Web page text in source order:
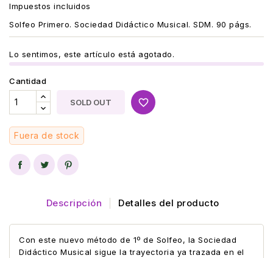
Impuestos incluidos
Solfeo Primero. Sociedad Didáctico Musical. SDM. 90 págs.
Lo sentimos, este artículo está agotado.
Cantidad
SOLD OUT favorite_border
Fuera de stock
Descripción Detalles del producto
Con este nuevo método de 1º de Solfeo, la Sociedad
Didáctico Musical sigue la trayectoria ya trazada en el